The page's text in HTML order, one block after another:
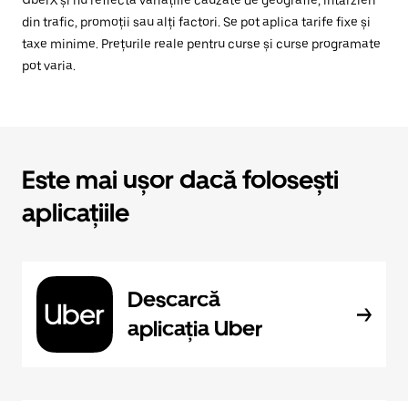
din trafic, promoții sau alți factori. Se pot aplica tarife fixe și
taxe minime. Prețurile reale pentru curse și curse programate
pot varia.
Este mai ușor dacă folosești
aplicațiile
Descarcă
aplicația Uber